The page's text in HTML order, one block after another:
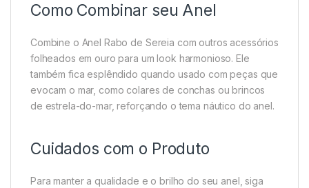
Como Combinar seu Anel
Combine o Anel Rabo de Sereia com outros acessórios
folheados em ouro para um look harmonioso. Ele
também fica esplêndido quando usado com peças que
evocam o mar, como colares de conchas ou brincos
de estrela-do-mar, reforçando o tema náutico do anel.
Cuidados com o Produto
Para manter a qualidade e o brilho do seu anel, siga